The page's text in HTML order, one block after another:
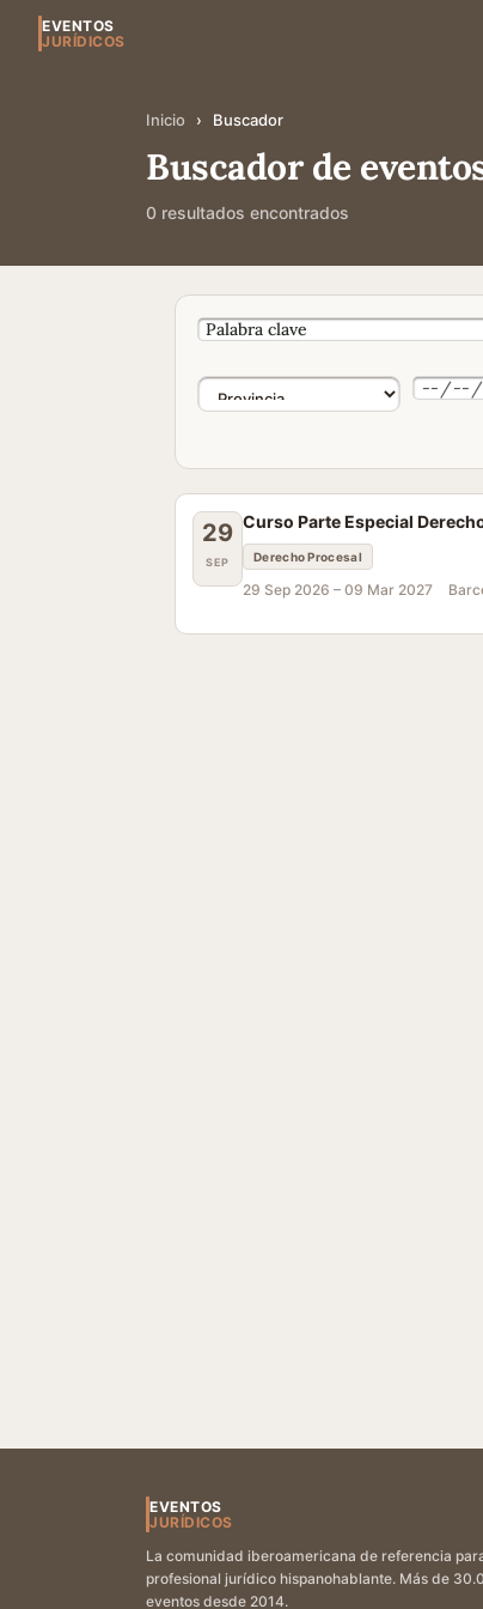
EVENTOS
JURÍDICOS
Inicio › Buscador
Buscador de
0 resultados encontrados
29
SEP
Curso Parte Especial
Derecho Procesal
29 Sep 2026 – 09 Mar 2027
EVENTOS
JURÍDICOS
La comunidad iberoamericana de referencia
profesional jurídico hispanohablante. Más de
eventos desde 2014.